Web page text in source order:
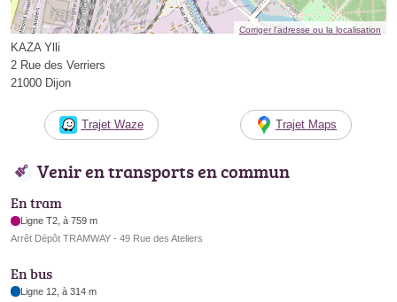
Corriger l’adresse ou la localisation
KAZA Ylli
2 Rue des Verriers
21000 Dijon
Trajet Waze Trajet Maps
Venir en transports en commun
En tram
Ligne T2, à 759 m
Arrêt Dépôt TRAMWAY - 49 Rue des Ateliers
En bus
Ligne 12, à 314 m